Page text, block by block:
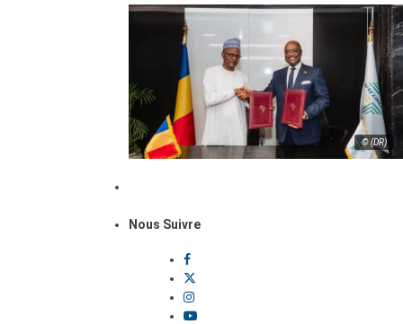
© (DR)
Nous Suivre